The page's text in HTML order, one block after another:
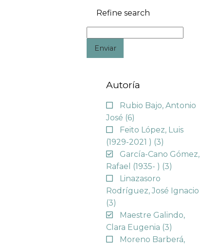
Refine search
Enviar
Autoría
Rubio Bajo, Antonio
José (6)
Feito López, Luis
(1929-2021 ) (3)
García-Cano Gómez,
Rafael (1935- ) (3)
Linazasoro
Rodríguez, José Ignacio
(3)
Maestre Galindo,
Clara Eugenia (3)
Moreno Barberá,